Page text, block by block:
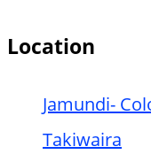
Location
Jamundi-
Takiwaira